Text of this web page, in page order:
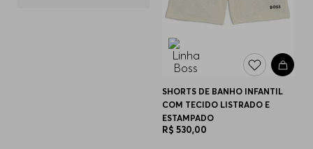
SHORTS DE BANHO INFANTIL
COM TECIDO LISTRADO E
ESTAMPADO
R$ 530,00